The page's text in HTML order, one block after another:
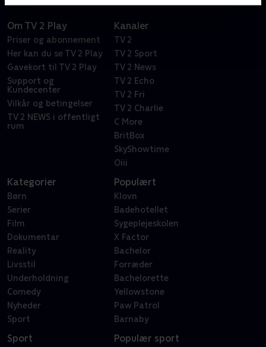
Om TV 2 Play
Priser og abonnement
Her kan du se TV 2 Play
Gavekort til TV 2 Play
Support og
Kundecenter
Vilkår og betingelser
TV 2 NEWS i offentligt
rum
Kanaler
TV 2
TV 2 Sport
TV 2 News
TV 2 Echo
TV 2 Fri
TV 2 Charlie
C More
BritBox
SkyShowtime
Oiii
Kategorier
Børn
Serier
Film
Dokumentar
Reality
Livsstil
Underholdning
Comedy
Nyheder
Sport
Populært
Klovn
Badehotellet
Sygeplejeskolen
X Factor
Bachelor
Forræder
Bachelorette
Yellowstone
Paw Patrol
Barnaby
Sport Populær sport